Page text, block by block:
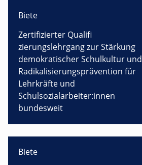
Biete
Zertifizierter Qualifi
zierungslehrgang zur Stärkung
demokratischer Schulkultur und
Radikalisierungsprävention für
Lehrkräfte und
Schulsozialarbeiter:innen
bundesweit
Biete